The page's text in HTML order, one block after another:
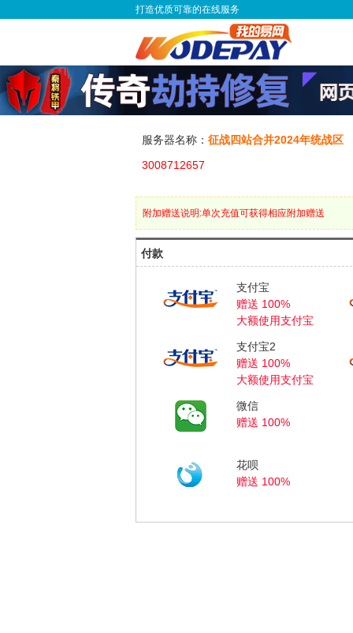
打造优质可靠的在线服务
服务器名称： 征战四站合并2024年统战区
3008712657
附加赠送说明:单次充值可获得相应附加赠送
付款
支付宝
赠送 100%
大额使用支付宝
支付宝2
赠送 100%
大额使用支付宝
微信
赠送 100%
花呗
赠送 100%